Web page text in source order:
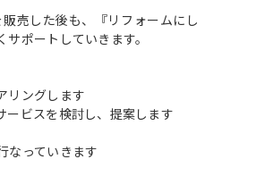
売した後も、『リフォームにし
ポートしていきます。
リングします
ービスを検討し、提案します
なっていきます